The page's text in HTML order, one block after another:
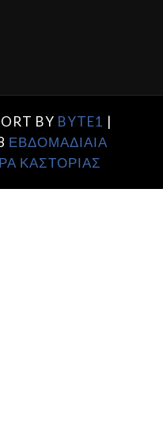
BY BYTE1 |
ΕΒΔΟΜΑΔΙΑΙΑ
ΚΑΣΤΟΡΙΑΣ